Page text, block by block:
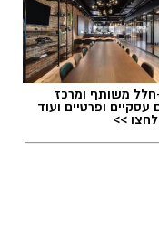
משותף ומרכז
עסקיים ופרטיים ועוד
>>